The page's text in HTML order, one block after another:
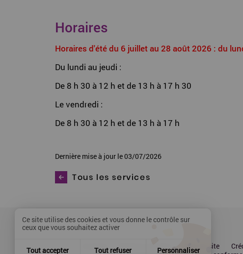
Horaires
Horaires d'été du 6 juillet au 28 août 2026 : du
Du lundi au jeudi :
De 8 h 30 à 12 h et de 13 h à 17 h 30
Le vendredi :
De 8 h 30 à 12 h et de 13 h à 17 h
Dernière mise à jour le 03/07/2026
Tous les services
Contact Mentions légales Plan du site
Ce site utilise des cookies et vous donne le contrôle sur
ceux que vous souhaitez activer
Tout accepter Tout refuser Personnaliser